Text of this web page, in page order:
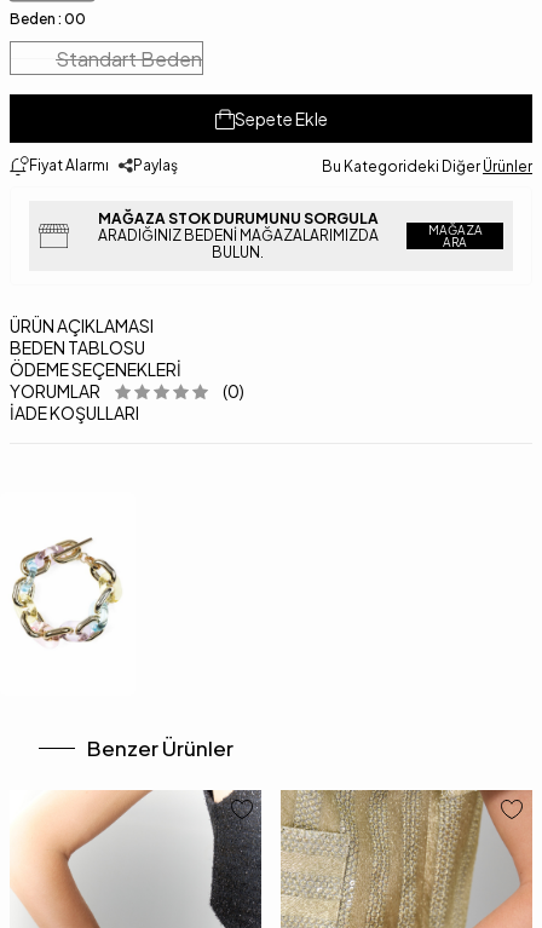
Beden : 00
Standart Beden
Sepete Ekle
Fiyat Alarmı Paylaş Bu Kategorideki Diğer Ürünler
MAĞAZA STOK DURUMUNU SORGULA
ARADIĞINIZ BEDENI MAĞAZALARIMIZDA
BULUN.
MAĞAZA
ARA
ÜRÜN AÇIKLAMASI
BEDEN TABLOSU
ÖDEME SEÇENEKLERI
YORUMLAR
(0)
İADE KOŞULLARI
Benzer Ürünler